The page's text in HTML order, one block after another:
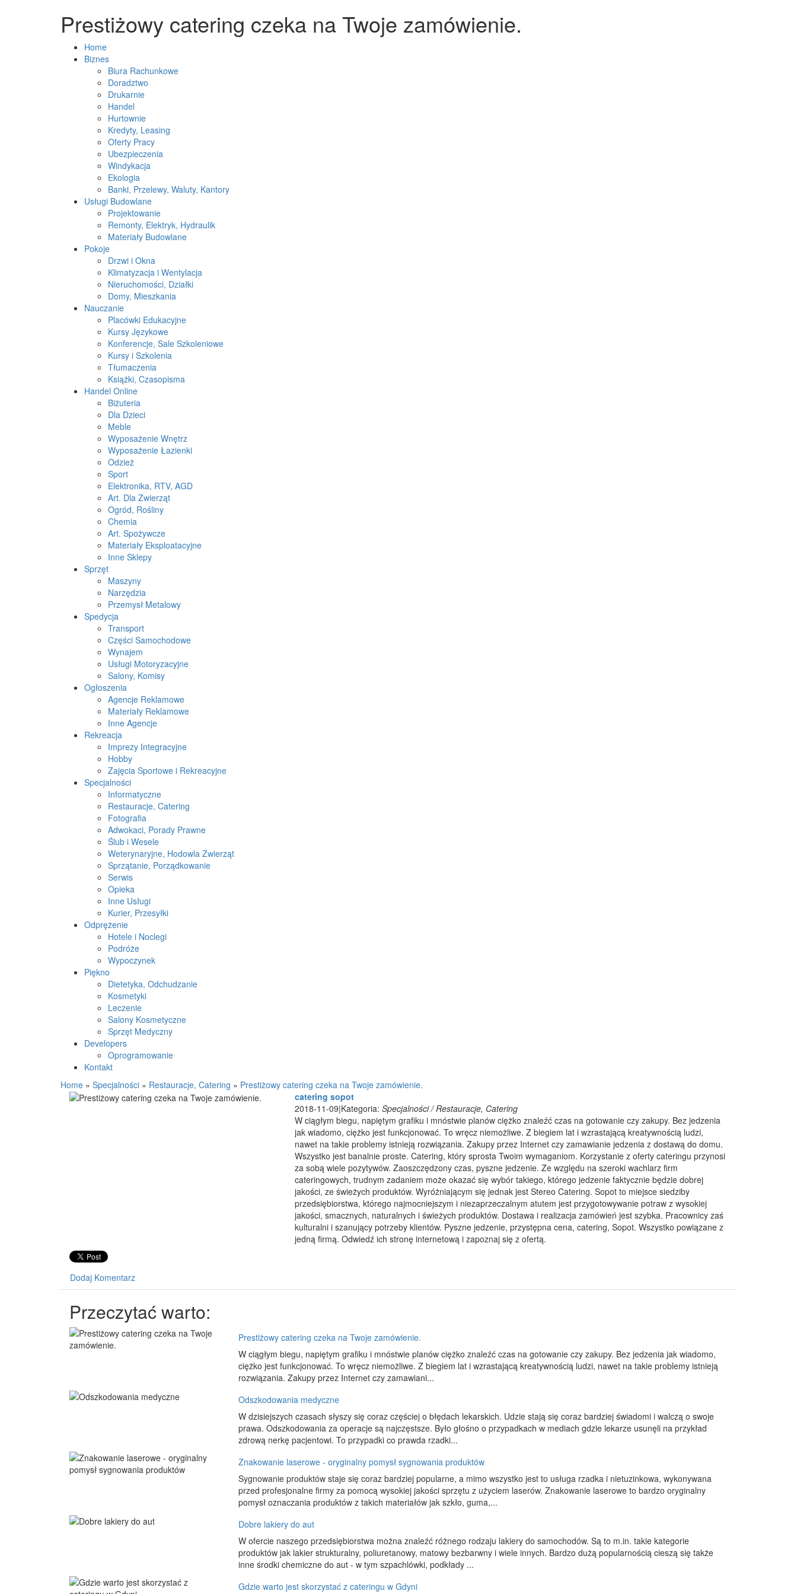
Prestiżowy catering czeka na Twoje zamówienie.
Home
Biznes
Biura Rachunkowe
Doradztwo
Drukarnie
Handel
Hurtownie
Kredyty, Leasing
Oferty Pracy
Ubezpieczenia
Windykacja
Ekologia
Banki, Przelewy, Waluty, Kantory
Usługi Budowlane
Projektowanie
Remonty, Elektryk, Hydraulik
Materiały Budowlane
Pokoje
Drzwi i Okna
Klimatyzacja i Wentylacja
Nieruchomości, Działki
Domy, Mieszkania
Nauczanie
Placówki Edukacyjne
Kursy Językowe
Konferencje, Sale Szkoleniowe
Kursy i Szkolenia
Tłumaczenia
Książki, Czasopisma
Handel Online
Biżuteria
Dla Dzieci
Meble
Wyposażenie Wnętrz
Wyposażenie Łazienki
Odzież
Sport
Elektronika, RTV, AGD
Art. Dla Zwierząt
Ogród, Rośliny
Chemia
Art. Spożywcze
Materiały Eksploatacyjne
Inne Sklepy
Sprzęt
Maszyny
Narzędzia
Przemysł Metalowy
Spedycja
Transport
Części Samochodowe
Wynajem
Usługi Motoryzacyjne
Salony, Komisy
Ogłoszenia
Agencje Reklamowe
Materiały Reklamowe
Inne Agencje
Rekreacja
Imprezy Integracyjne
Hobby
Zajęcia Sportowe i Rekreacyjne
Specjalności
Informatyczne
Restauracje, Catering
Fotografia
Adwokaci, Porady Prawne
Ślub i Wesele
Weterynaryjne, Hodowla Zwierząt
Sprzątanie, Porządkowanie
Serwis
Opieka
Inne Usługi
Kurier, Przesyłki
Odprężenie
Hotele i Noclegi
Podróże
Wypoczynek
Piękno
Dietetyka, Odchudzanie
Kosmetyki
Leczenie
Salony Kosmetyczne
Sprzęt Medyczny
Developers
Oprogramowanie
Kontakt
Home » Specjalności » Restauracje, Catering » Prestiżowy catering czeka na Twoje zamówienie.
catering sopot
2018-11-09|Kategoria: Specjalności / Restauracje, Catering
W ciągłym biegu, napiętym grafiku i mnóstwie planów ciężko znaleźć czas na gotowanie czy zakupy. Bez jedzenia
jak wiadomo, ciężko jest funkcjonować. To wręcz niemożliwe. Z biegiem lat i wzrastającą kreatywnością ludzi,
nawet na takie problemy istnieją rozwiązania. Zakupy przez Internet czy zamawianie jedzenia z dostawą do domu.
Wszystko jest banalnie proste. Catering, który sprosta Twoim wymaganiom. Korzystanie z oferty cateringu przynosi
za sobą wiele pozytywów. Zaoszczędzony czas, pyszne jedzenie. Ze względu na szeroki wachlarz firm
cateringowych, trudnym zadaniem może okazać się wybór takiego, którego jedzenie faktycznie będzie dobrej
jakości, ze świeżych produktów. Wyróżniającym się jednak jest Stereo Catering. Sopot to miejsce siedziby
przedsiębiorstwa, którego najmocniejszym i niezaprzeczalnym atutem jest przygotowywanie potraw z wysokiej
jakości, smacznych, naturalnych i świeżych produktów. Dostawa i realizacja zamówień jest szybka. Pracownicy zaś
kulturalni i szanujący potrzeby klientów. Pyszne jedzenie, przystępna cena, catering, Sopot. Wszystko powiązane z
jedną firmą. Odwiedź ich stronę internetową i zapoznaj się z ofertą.
Dodaj Komentarz
Przeczytać warto:
Prestiżowy catering czeka na Twoje zamówienie.
W ciągłym biegu, napiętym grafiku i mnóstwie planów ciężko znaleźć czas na gotowanie czy zakupy. Bez jedzenia jak wiadomo,
ciężko jest funkcjonować. To wręcz niemożliwe. Z biegiem lat i wzrastającą kreatywnością ludzi, nawet na takie problemy istnieją
rozwiązania. Zakupy przez Internet czy zamawiani...
Odszkodowania medyczne
W dzisiejszych czasach słyszy się coraz częściej o błędach lekarskich. Udzie stają się coraz bardziej świadomi i walczą o swoje
prawa. Odszkodowania za operacje są najczęstsze. Było głośno o przypadkach w mediach gdzie lekarze usunęli na przykład
zdrową nerkę pacjentowi. To przypadki co prawda rzadki...
Znakowanie laserowe - oryginalny pomysł sygnowania produktów
Sygnowanie produktów staje się coraz bardziej popularne, a mimo wszystko jest to usługa rzadka i nietuzinkowa, wykonywana
przed profesjonalne firmy za pomocą wysokiej jakości sprzętu z użyciem laserów. Znakowanie laserowe to bardzo oryginalny
pomysł oznaczania produktów z takich materiałów jak szkło, guma,...
Dobre lakiery do aut
W ofercie naszego przedsiębiorstwa można znaleźć różnego rodzaju lakiery do samochodów. Są to m.in. takie kategorie
produktów jak lakier strukturalny, poliuretanowy, matowy bezbarwny i wiele innych. Bardzo dużą popularnością cieszą się także
inne środki chemiczne do aut - w tym szpachlówki, podkłady ...
Gdzie warto jest skorzystać z cateringu w Gdyni